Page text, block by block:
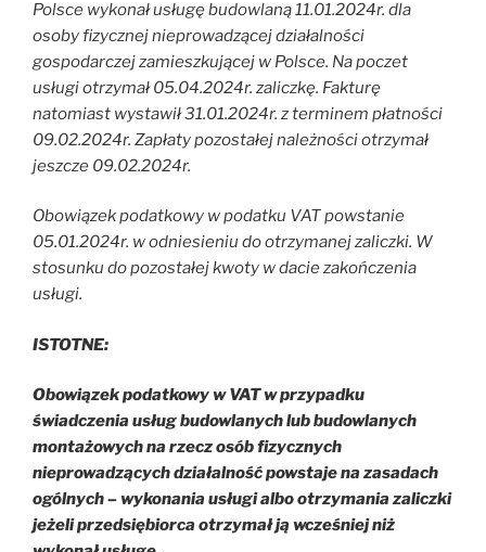
Polsce wykonał usługę budowlaną 11.01.2024r. dla
osoby fizycznej nieprowadzącej działalności
gospodarczej zamieszkującej w Polsce. Na poczet
usługi otrzymał 05.04.2024r. zaliczkę. Fakturę
natomiast wystawił 31.01.2024r. z terminem płatności
09.02.2024r. Zapłaty pozostałej należności otrzymał
jeszcze 09.02.2024r.
Obowiązek podatkowy w podatku VAT powstanie
05.01.2024r. w odniesieniu do otrzymanej zaliczki. W
stosunku do pozostałej kwoty w dacie zakończenia
usługi.
ISTOTNE:
Obowiązek podatkowy w VAT w przypadku
świadczenia usług budowlanych lub budowlanych
montażowych na rzecz osób fizycznych
nieprowadzących działalność powstaje na zasadach
ogólnych – wykonania usługi albo otrzymania zaliczki
jeżeli przedsiębiorca otrzymał ją wcześniej niż